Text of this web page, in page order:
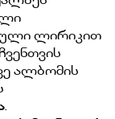
ლირიკით
ალბომის
.